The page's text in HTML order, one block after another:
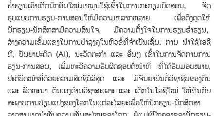
ຮໍ່າຮຽນເອົາເຕັກນິກອັນໃໝ່ມາໝູນໃຊ້ເຂົ້າໃນການກະກຽມບົດສອນ, ຈັດ
ຮູບແບບການຮຽນ-ການສອນໃຫ້ມີຄວາມຫລາກຫລາຍ ເພື່ອດຶງດູດໃຫ້
ນັກຮຽນ-ນັກສຶກສາມີຄວາມສົນໃຈ, ມີຄວາມຕັ້ງໃຈໃນການຮຽນຮໍ່າຮຽນ,
ສ້າງຄວາມເຂັ້ມແຂງໃນການບໍາລຸງຄູໃນຫົວຂໍ້ທີ່ຈໍາເປັນເຊັ່ນ: ການ ນໍາໃຊ້ໄອຊີ
ທີ, ປັນຍາປະດິດ (AI), ນະວັດຕະກໍາ ແລະ ອື່ນໆ ເຂົ້າໃນການຈັດການການ
ຮຽນ-ການສອນ, ເພີ່ມທະວີຄວາມຮັບຜິດຊອບຕໍ່ໜ້າທີ່ ທີ່ໄດ້ຮັບມອບໝາຍ,
ປະຕິບັດໜ້າທີ່ດ້ວຍຄວາມສັດຊື່ບໍລິສຸດ ແລະ ມີຈັນຍາບັນຕໍ່ວິຊາຊີບຂອງຕົນ
ແລະ ພັດທະນາ ຕົນເອງດ້ານວິຊາສະເພາະ ແລະ ເຕັກໂນໂລຊີໃໝ່ ໃຫ້ທັນກັບ
ສະພາບການປ່ຽນແປງຂອງໂລກໃນແຕ່ລະໄລຍະເພື່ອໃຫ້ນັກຮຽນ-ນັກສຶກສາ